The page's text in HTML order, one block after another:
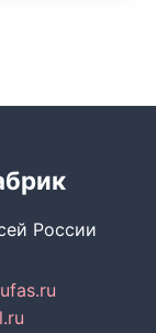
России
fas.ru